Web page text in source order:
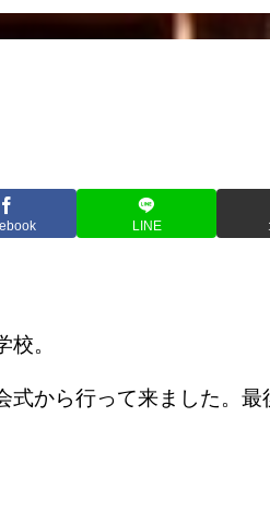
LINE
。
から行って来ました。最